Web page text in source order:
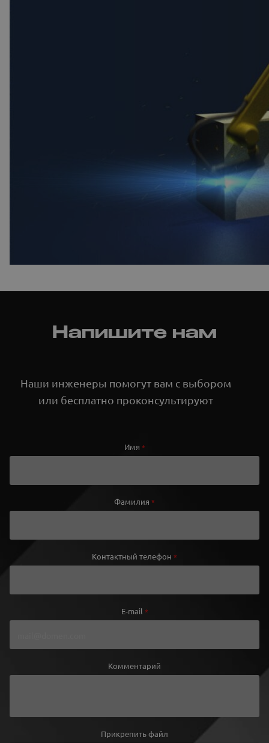
Напишите нам
Наши инженеры помогут вам с выбором
или бесплатно проконсультируют
Имя *
Фамилия *
Контактный телефон *
E-mail *
Комментарий
Прикрепить файл